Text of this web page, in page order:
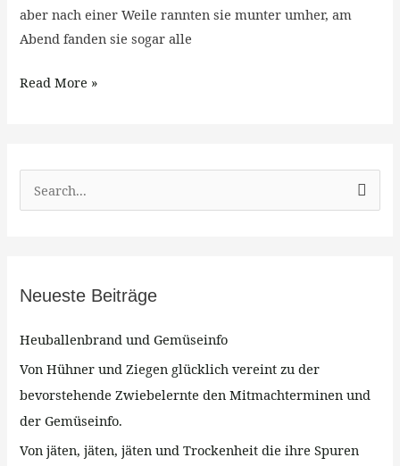
aber nach einer Weile rannten sie munter umher, am
Abend fanden sie sogar alle
Read More »
e
n
a
c
h
:
Neueste Beiträge
Heuballenbrand und Gemüseinfo
Von Hühner und Ziegen glücklich vereint zu der
bevorstehende Zwiebelernte den Mitmachterminen und
der Gemüseinfo.
Von jäten, jäten, jäten und Trockenheit die ihre Spuren